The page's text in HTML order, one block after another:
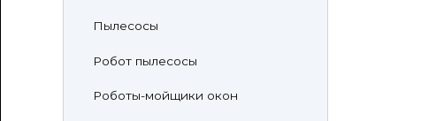
Пылесосы
Робот пылесосы
Роботы-мойщики окон